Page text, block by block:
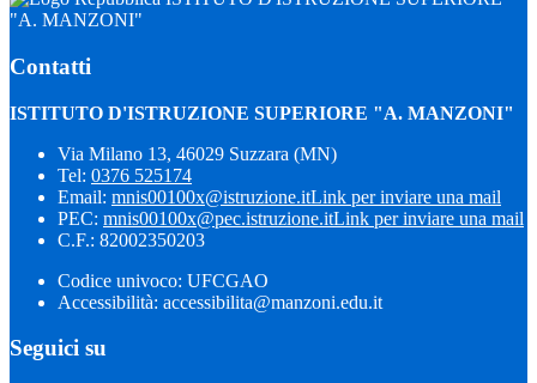
"A. MANZONI"
Contatti
ISTITUTO D'ISTRUZIONE SUPERIORE "A. MANZONI"
Via Milano 13, 46029 Suzzara (MN)
Tel: 0376 525174
Email: mnis00100x@istruzione.itLink per inviare una mail
PEC: mnis00100x@pec.istruzione.itLink per inviare una mail
C.F.: 82002350203
Codice univoco: UFCGAO
Accessibilità: accessibilita@manzoni.edu.it
Seguici su